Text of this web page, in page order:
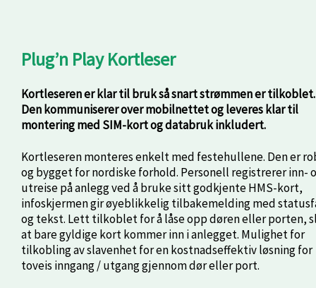
Plug’n Play Kortleser
Kortleseren er klar til bruk så snart strømmen er tilkoblet.
Den kommuniserer over mobilnettet og leveres klar til
montering med SIM-kort og databruk inkludert.
Kortleseren monteres enkelt med festehullene. Den er
og bygget for nordiske forhold. Personell registrerer inn-
utreise på anlegg ved å bruke sitt godkjente HMS-kort,
infoskjermen gir øyeblikkelig tilbakemelding med
og tekst. Lett tilkoblet for å låse opp døren eller porten,
at bare gyldige kort kommer inn i anlegget. Mulighet for
tilkobling av slavenhet for en kostnadseffektiv løsning for
toveis inngang / utgang gjennom dør eller port.